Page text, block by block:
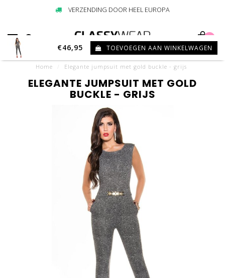
VERZENDING DOOR HEEL EUROPA
Home Elegante jumpsuit met gold buckle - grijs
€46,95 TOEVOEGEN AAN WINKELWAGEN
ELEGANTE JUMPSUIT MET GOLD
BUCKLE - GRIJS